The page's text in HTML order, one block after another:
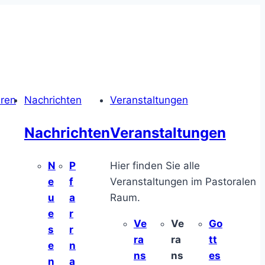
Nachrichten
Nachrichten
N
e
u
e
s
e
n
P
f
a
r
r
n
a
Veranstaltungen
Veranstaltungen
Hier finden Sie alle
Veranstaltungen im Pastoralen
Raum.
Ve
ra
ns
Ve
ra
ns
Go
tt
es